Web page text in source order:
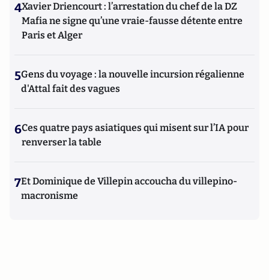
4Xavier Driencourt : l’arrestation du chef de la DZ
Mafia ne signe qu’une vraie-fausse détente entre
Paris et Alger
5Gens du voyage : la nouvelle incursion régalienne
d'Attal fait des vagues
6Ces quatre pays asiatiques qui misent sur l’IA pour
renverser la table
7Et Dominique de Villepin accoucha du villepino-
macronisme